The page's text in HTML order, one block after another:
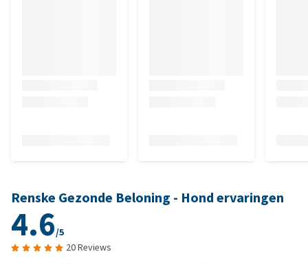
Renske Gezonde Beloning - Hond ervaringen
4.6/5
20 Reviews